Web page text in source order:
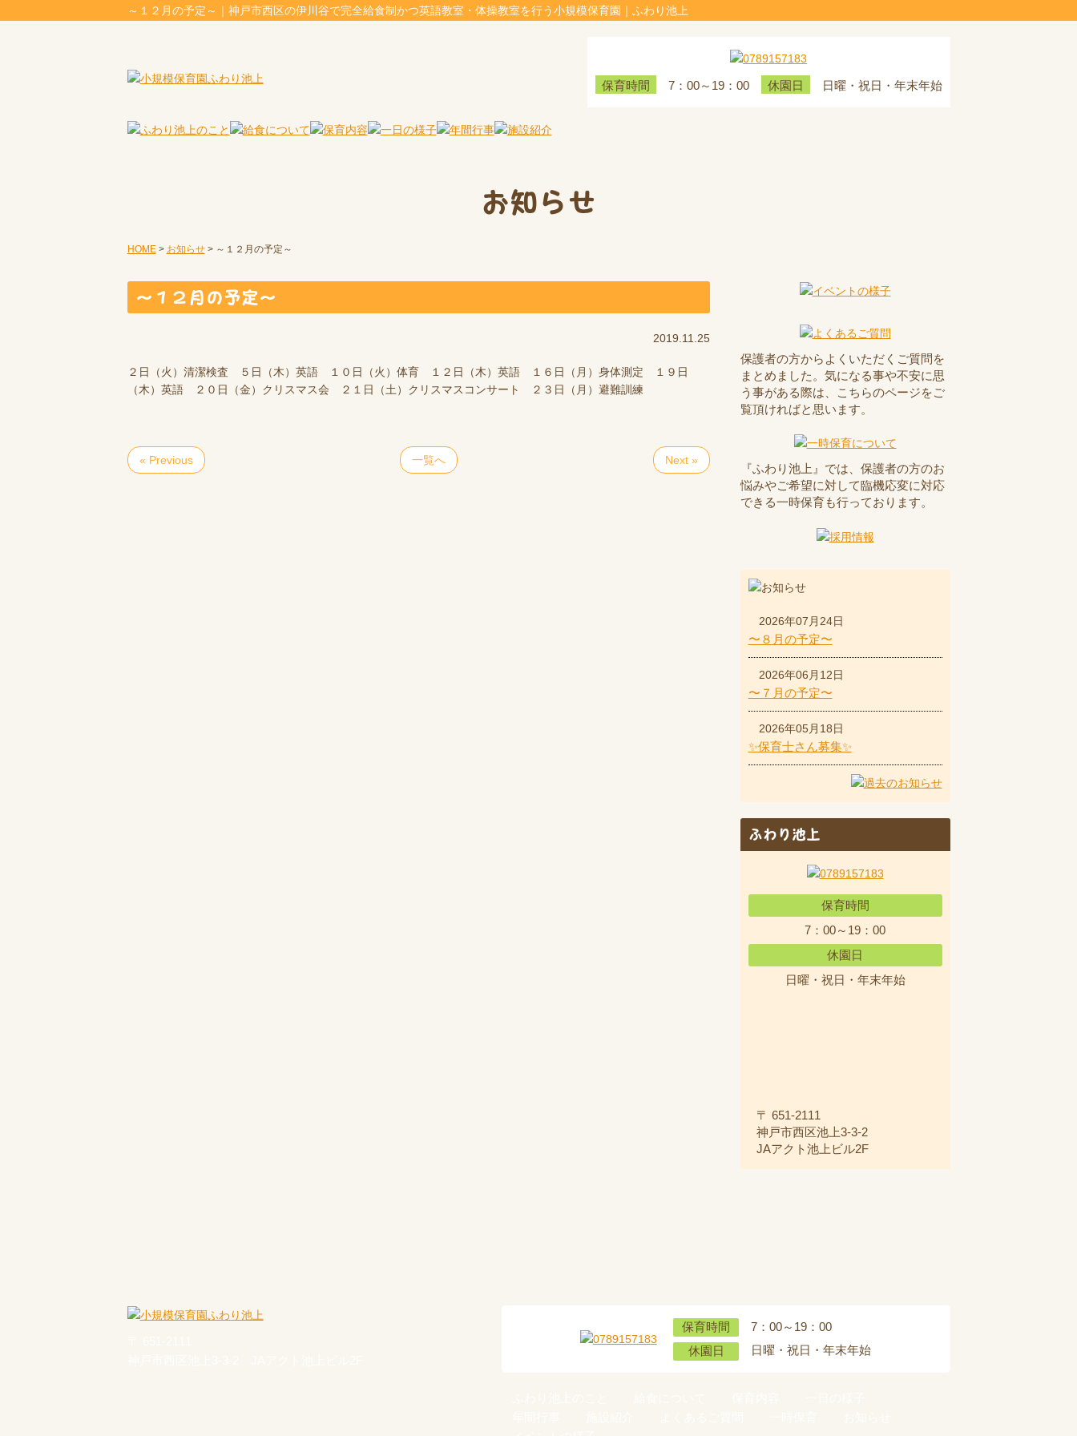
～１２月の予定～｜神戸市西区の伊川谷で完全給食制かつ英語教室・体操教室を行う小規模保育園｜ふわり池上
保育時間 7：00～19：00 休園日 日曜・祝日・年末年始
お知らせ
HOME> お知らせ> ～１２月の予定～
～１２月の予定～
2019.11.25
２日（火）清潔検査 ５日（木）英語 １０日（火）体育 １２日（木）英語 １６日（月）身体測定 １９日
（木）英語 ２０日（金）クリスマス会 ２１日（土）クリスマスコンサート ２３日（月）避難訓練
« Previous 一覧へ Next »
保護者の方からよくいただくご質問を
まとめました。気になる事や不安に思
う事がある際は、こちらのページをご
覧頂ければと思います。
『ふわり池上』では、保護者の方のお
悩みやご希望に対して臨機応変に対応
できる一時保育も行っております。
2026年07月24日
〜８月の予定〜
2026年06月12日
〜７月の予定〜
2026年05月18日
✨保育士さん募集✨
ふわり池上
保育時間
7：00～19：00
休園日
日曜・祝日・年末年始
〒 651-2111
神戸市西区池上3-3-2
JAアクト池上ビル2F
保育時間
7：00～19：00
休園日
日曜・祝日・年末年始